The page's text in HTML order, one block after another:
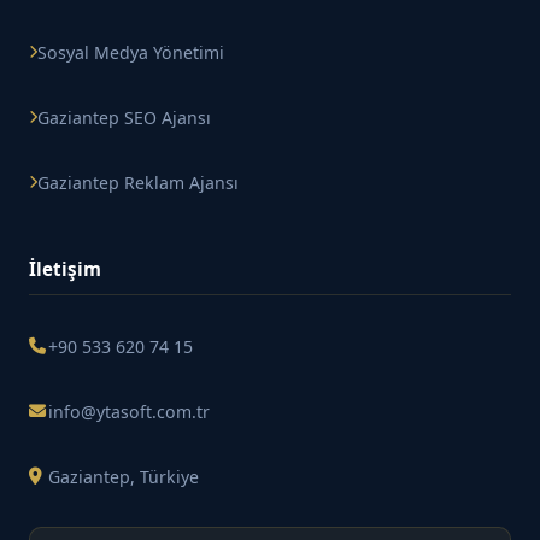
Sosyal Medya Yönetimi
Gaziantep SEO Ajansı
Gaziantep Reklam Ajansı
İletişim
+90 533 620 74 15
info@ytasoft.com.tr
Gaziantep, Türkiye